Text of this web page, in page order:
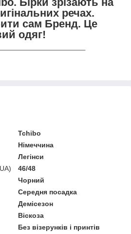
речах.
сам Бренд. Це
одяг!
Tchibo
Німеччина
Легінси
46/48
Чорний
Середня посадка
Демісезон
Віскоза
Без візерунків і принтів